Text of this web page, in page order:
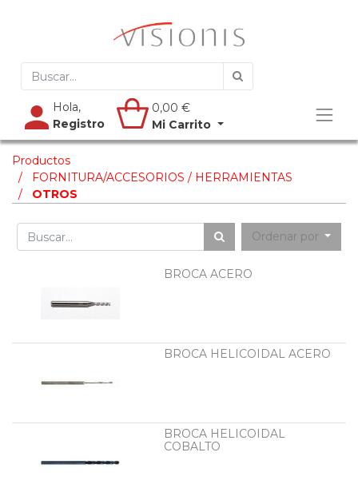
Hola,
Registro
0,00 €
Mi Carrito
Productos
FORNITURA/ACCESORIOS / HERRAMIENTAS
OTROS
Ordenar por
BROCA ACERO
BROCA HELICOIDAL ACERO
BROCA HELICOIDAL
COBALTO